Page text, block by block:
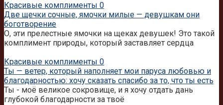
Красивые комплименты 0
Две щечки сочные, ямочки милые — девушкам они
боготворение
О, эти прелестные ямочки на щеках девушек! Это такой
комплимент природы, который заставляет сердца
Красивые комплименты 0
Ты — ветер, который наполняет мои паруса любовью и
благодарностью: хочу сказать спасибо за то, что ты есть
Ты - моё великое сокровище, и я хочу отдать дань
глубокой благодарности за твоё